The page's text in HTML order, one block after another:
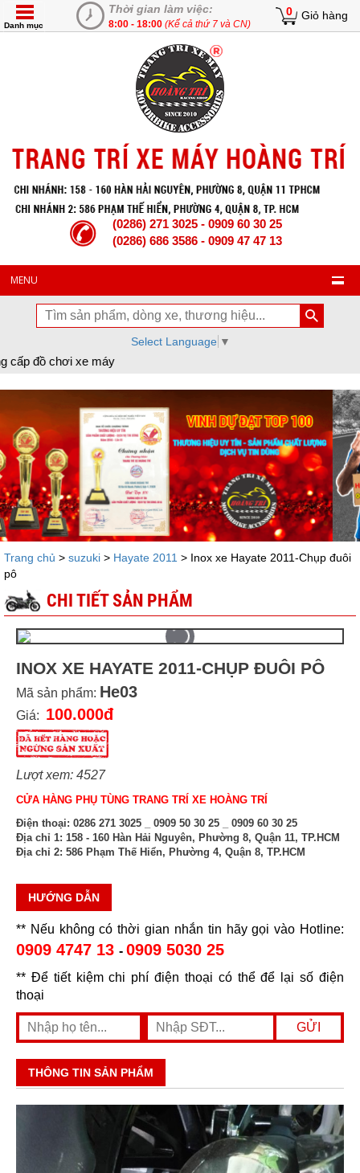
Thời gian làm việc:
8:00 - 18:00 (Kể cả thứ 7 và CN)
0 Giỏ hàng
Danh mục
(0286) 271 3025 - 0909 60 30 25
(0286) 686 3586 - 0909 47 47 13
MENU
Select Language ▼
chơi xe máy
Trang chủ > suzuki > Hayate 2011 > Inox xe Hayate 2011-Chụp đuôi
pô
CHI TIẾT SẢN PHẨM
INOX XE HAYATE 2011-CHỤP ĐUÔI PÔ
Mã sản phẩm: He03
Giá: 100.000đ
Lượt xem: 4527
CỬA HÀNG PHỤ TÙNG TRANG TRÍ XE HOÀNG TRÍ
Điện thoại: 0286 271 3025 _ 0909 50 30 25 _ 0909 60 30 25
Địa chỉ 1: 158 - 160 Hàn Hải Nguyên, Phường 8, Quận 11, TP.HCM
Địa chỉ 2: 586 Phạm Thế Hiển, Phường 4, Quận 8, TP.HCM
HƯỚNG DẪN
** Nếu không có thời gian nhắn tin hãy gọi vào Hotline:
0909 4747 13 - 0909 5030 25
** Để tiết kiệm chi phí điện thoại có thể để lại số điện
thoại
THÔNG TIN SẢN PHẨM